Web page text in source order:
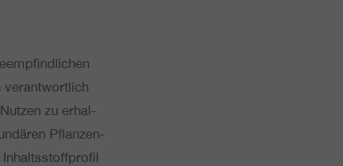
ver­ant­wort­lich
zu erhal­
Pflan­zen­